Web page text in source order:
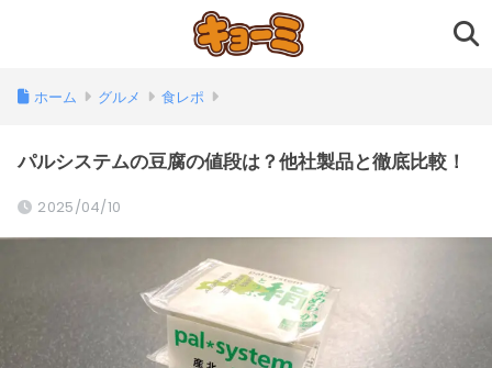
ホーム グルメ 食レポ
パルシステムの豆腐の値段は？他社製品と徹底比較！
2025/04/10